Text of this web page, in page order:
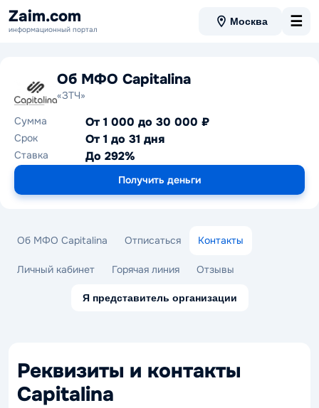
Zaim.com
информационный портал
Москва ☰
Об МФО Capitalina
«ЗТЧ»
Сумма
От 1 000 до 30 000 ₽
Срок От 1 до 31 дня
Ставка До 292%
Получить деньги
Об МФО Capitalina Отписаться Контакты
Личный кабинет Горячая линия Отзывы
Я представитель организации
Реквизиты и контакты
Capitalina